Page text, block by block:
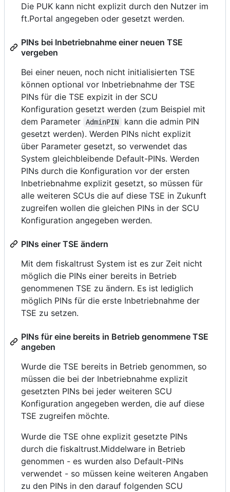
Die PUK kann nicht explizit durch den Nutzer im
ft.Portal angegeben oder gesetzt werden.
PINs bei Inbetriebnahme einer neuen TSE
vergeben
Bei einer neuen, noch nicht initialisierten TSE
können optional vor Inbetriebnahme der TSE
PINs für die TSE expizit in der SCU
Konfiguration gesetzt werden (zum Beispiel mit
dem Parameter
AdminPIN
kann die admin PIN
gesetzt werden). Werden PINs nicht explizit
über Parameter gesetzt, so verwendet das
System gleichbleibende Default-PINs. Werden
PINs durch die Konfiguration vor der ersten
Inbetriebnahme explizit gesetzt, so müssen für
alle weiteren SCUs die auf diese TSE in Zukunft
zugreifen wollen die gleichen PINs in der SCU
Konfiguration angegeben werden.
PINs einer TSE ändern
Mit dem fiskaltrust System ist es zur Zeit nicht
möglich die PINs einer bereits in Betrieb
genommenen TSE zu ändern. Es ist lediglich
möglich PINs für die erste Inbetriebnahme der
TSE zu setzen.
PINs für eine bereits in Betrieb genommene TSE
angeben
Wurde die TSE bereits in Betrieb genommen, so
müssen die bei der Inbetriebnahme explizit
gesetzten PINs bei jeder weiteren SCU
Konfiguration angegeben werden, die auf diese
TSE zugreifen möchte.
Wurde die TSE ohne explizit gesetzte PINs
durch die fiskaltrust.Middelware in Betrieb
genommen - es wurden also Default-PINs
verwendet - so müssen keine weiteren Angaben
zu den PINs in den darauf folgenden SCU